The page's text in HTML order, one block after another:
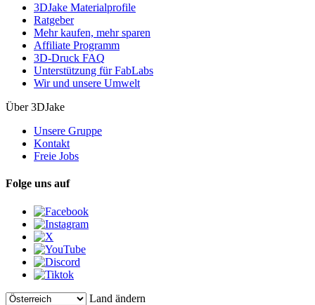
3DJake Materialprofile
Ratgeber
Mehr kaufen, mehr sparen
Affiliate Programm
3D-Druck FAQ
Unterstützung für FabLabs
Wir und unsere Umwelt
Über 3DJake
Unsere Gruppe
Kontakt
Freie Jobs
Folge uns auf
Land ändern